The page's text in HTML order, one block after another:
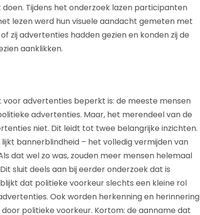
Tijdens het onderzoek lazen participanten
lezen werd hun visuele aandacht gemeten met
zij advertenties hadden gezien en konden zij de
aanklikken.
advertenties beperkt is: de meeste mensen
advertenties. Maar, het merendeel van de
niet. Dit leidt tot twee belangrijke inzichten.
lijkt bannerblindheid – het volledig vermijden van
dat wel zo was, zouden meer mensen helemaal
sluit deels aan bij eerder onderzoek dat is
dat politieke voorkeur slechts een kleine rol
Ook worden herkenning en herinnering
politieke voorkeur. Kortom: de aanname dat